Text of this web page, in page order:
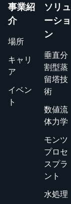
事業紹
介
場所
キャリ
ア
イベン
ト
ソリュ
ーショ
ン
垂直分
割型蒸
留塔技
術
数値流
体力学
モンツ
プロセ
スプラ
ント
水処理